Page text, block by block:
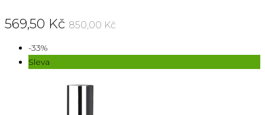
569,50 Kč 850,00 Kč
-33%
Sleva